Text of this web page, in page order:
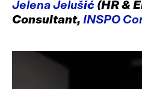
Jelena Jelušić (HR &
Consultant, INSPO